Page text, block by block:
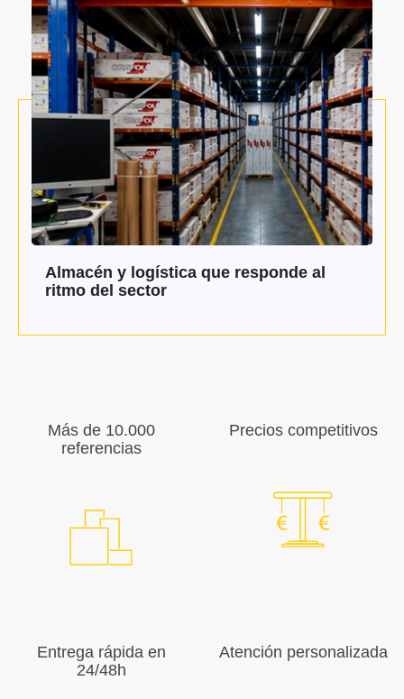
Almacén y logística que responde al
ritmo del sector
Más de 10.000
referencias
Precios competitivos
Entrega rápida en
24/48h
Atención personalizada